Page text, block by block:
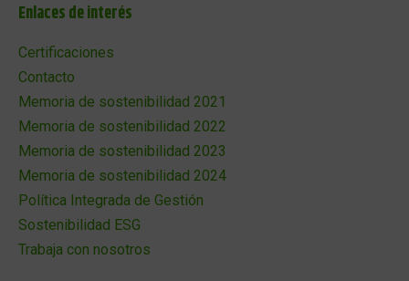
Enlaces de interés
Certificaciones
Contacto
Memoria de sostenibilidad 2021
Memoria de sostenibilidad 2022
Memoria de sostenibilidad 2023
Memoria de sostenibilidad 2024
Política Integrada de Gestión
Sostenibilidad ESG
Trabaja con nosotros